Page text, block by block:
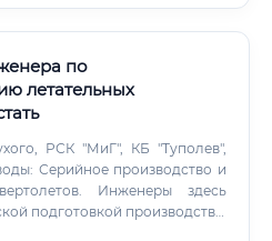
по
летательных
РСК "МиГ", КБ "Туполев",
Серийное производство и
Инженеры здесь
подготовкой производства,